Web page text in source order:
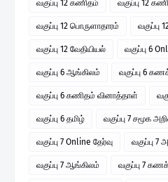
வகுப்பு 12 கணிதம் வகுப்பு 12
வகுப்பு 12 பொருளாதாரம் வகுப்பு
வகுப்பு 12 வேதியியல் வகுப்பு 6
வகுப்பு 6 ஆங்கிலம் வகுப்பு 6
வகுப்பு 6 கணிதம் வினாத்தாள்
வகுப்பு 6 தமிழ் வகுப்பு 7 சமூக
வகுப்பு 7 Online தேர்வு வகுப்பு 7
வகுப்பு 7 ஆங்கிலம் வகுப்பு 7